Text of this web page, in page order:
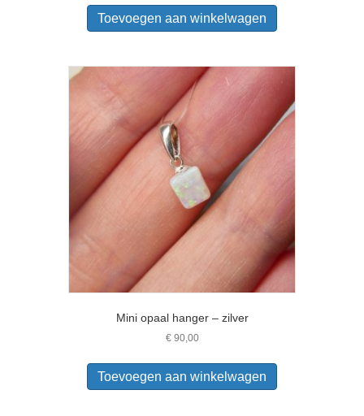
Toevoegen aan winkelwagen
Mini opaal hanger – zilver
€90,00
Toevoegen aan winkelwagen